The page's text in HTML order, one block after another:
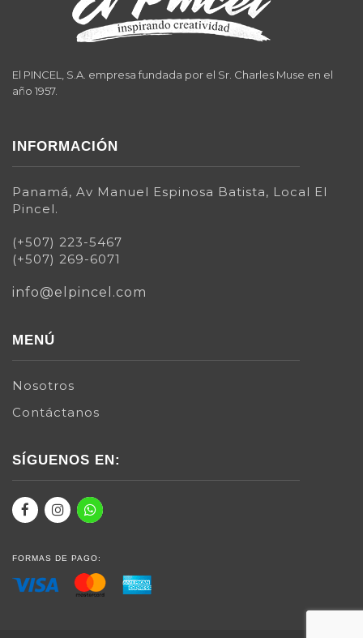
El PINCEL, S.A. empresa fundada por el Sr. Charles Muse en el
año 1957.
INFORMACIÓN
Panamá, Av Manuel Espinosa Batista, Local El
Pincel.
(+507) 223-5467
(+507) 269-6071
info@elpincel.com
MENÚ
Nosotros
Contáctanos
SÍGUENOS EN:
FORMAS DE PAGO: